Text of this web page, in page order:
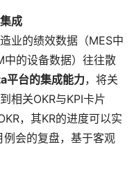
成
业的绩效数据（MES中
中的设备数据）往往散
平台的集成能力，将关
相关OKR与KPI卡片
，其KR的进度可以实
会的复盘，基于客观